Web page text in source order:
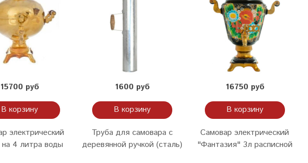
15700 руб
В корзину
электрический
4 литра воды
1600 руб
В корзину
Труба для самовара с
деревянной ручкой (сталь)
16750 руб
В корзину
Самовар электрический
"Фантазия" 3л расписной